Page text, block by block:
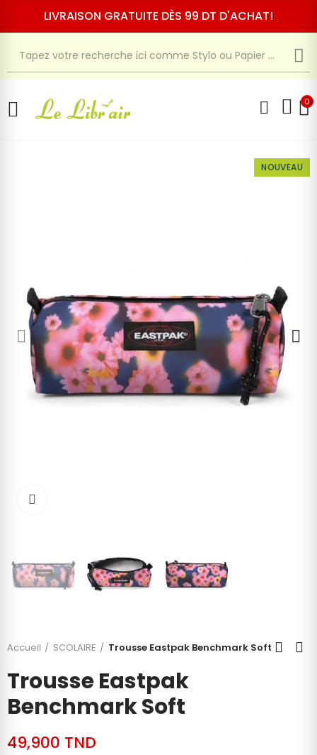
LIVRAISON GRATUITE DÈS 99 DT D'ACHAT!
0
NOUVEAU
Accueil SCOLAIRE Trousse Eastpak Benchmark Soft
Trousse Eastpak
Benchmark Soft
49,900 TND